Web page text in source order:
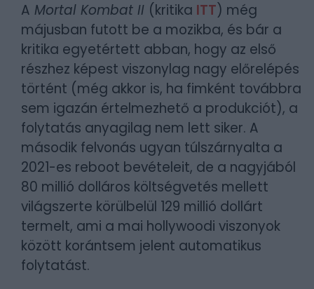
A Mortal Kombat II (kritika ITT) még
májusban futott be a mozikba, és bár a
kritika egyetértett abban, hogy az első
részhez képest viszonylag nagy előrelépés
történt (még akkor is, ha fimként továbbra
sem igazán értelmezhető a produkciót), a
folytatás anyagilag nem lett siker. A
második felvonás ugyan túlszárnyalta a
2021-es reboot bevételeit, de a nagyjából
80 millió dolláros költségvetés mellett
világszerte körülbelül 129 millió dollárt
termelt, ami a mai hollywoodi viszonyok
között korántsem jelent automatikus
folytatást.